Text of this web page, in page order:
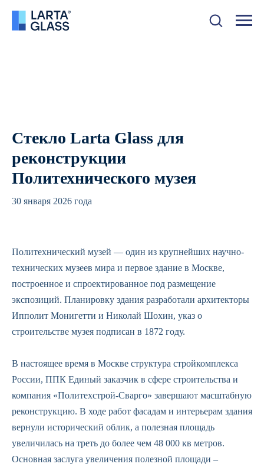
Стекло Larta Glass для
реконструкции
Политехнического музея
30 января 2026 года
Политехнический музей — один из крупнейших научно-
технических музеев мира и первое здание в Москве,
построенное и спроектированное под размещение
экспозиций. Планировку здания разработали архитекторы
Ипполит Монигетти и Николай Шохин, указ о
строительстве музея подписан в 1872 году.
В настоящее время в Москве структура стройкомплекса
России, ППК Единый заказчик в сфере строительства и
компания «Политехстрой-Сварго» завершают масштабную
реконструкцию. В ходе работ фасадам и интерьерам здания
вернули исторический облик, а полезная площадь
увеличилась на треть до более чем 48 000 кв метров.
Основная заслуга увеличения полезной площади –